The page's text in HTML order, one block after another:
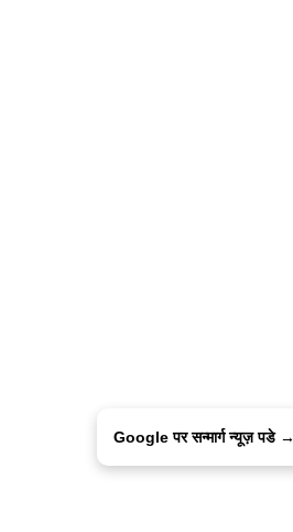
Google पर सन्मार्ग न्यूज़ पडे →